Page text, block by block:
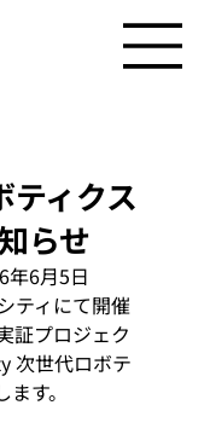
ティクス
らせ
年6月5日
ティにて開催
証プロジェク
次世代ロボテ
す。